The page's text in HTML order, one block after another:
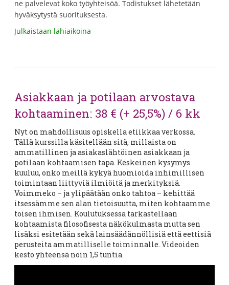
ne palvelevat koko työyhteisöä. Todistukset lähetetään
hyväksytystä suorituksesta.
Julkaistaan lähiaikoina
Asiakkaan ja potilaan arvostava
kohtaaminen: 38 € (+ 25,5%) / 6 kk
Nyt on mahdollisuus opiskella etiikkaa verkossa.
Tällä kurssilla käsitellään sitä, millaista on
ammatillinen ja asiakaslähtöinen asiakkaan ja
potilaan kohtaamisen tapa. Keskeinen kysymys
kuuluu, onko meillä kykyä huomioida inhimillisen
toimintaan liittyviä ilmiöitä ja merkityksiä.
Voimmeko – ja ylipäätään onko tahtoa – kehittää
itsessämme sen alan tietoisuutta, miten kohtaamme
toisen ihmisen. Koulutuksessa tarkastellaan
kohtaamista filosofisesta näkökulmasta mutta sen
lisäksi esitetään sekä lainsäädännöllisiä että eettisiä
perusteita ammatilliselle toiminnalle. Videoiden
kesto yhteensä noin 1,5 tuntia.